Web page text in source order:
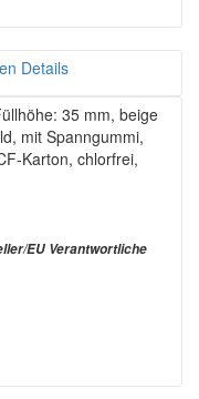
Details
35 mm, beige
mit Spanngummi,
Karton, chlorfrei,
EU Verantwortliche